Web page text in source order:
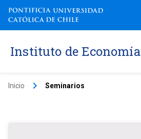
Instituto de Economía
Inicio keyboard_arrow_right Seminarios